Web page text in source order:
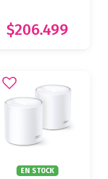
$206.499
EN STOCK